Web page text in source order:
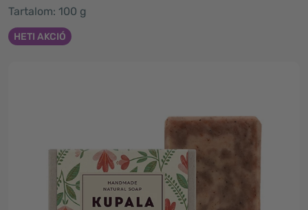
Tartalom: 100 g
HETI AKCIÓ